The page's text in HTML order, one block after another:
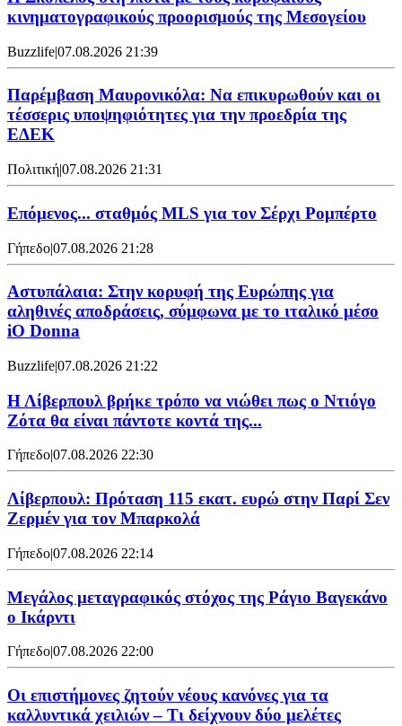
κινηματογραφικούς προορισμούς της Μεσογείου
Buzzlife|07.08.2026 21:39
Παρέμβαση Μαυρονικόλα: Να επικυρωθούν και οι
τέσσερις υποψηφιότητες για την προεδρία της
ΕΔΕΚ
Πολιτική|07.08.2026 21:31
Επόμενος... σταθμός MLS για τον Σέρχι Ρομπέρτο
Γήπεδο|07.08.2026 21:28
Αστυπάλαια: Στην κορυφή της Ευρώπης για
αληθινές αποδράσεις, σύμφωνα με το ιταλικό μέσο
iO Donna
Buzzlife|07.08.2026 21:22
Η Λίβερπουλ βρήκε τρόπο να νιώθει πως ο Ντιόγο
Ζότα θα είναι πάντοτε κοντά της...
Γήπεδο|07.08.2026 22:30
Λίβερπουλ: Πρόταση 115 εκατ. ευρώ στην Παρί Σεν
Ζερμέν για τον Μπαρκολά
Γήπεδο|07.08.2026 22:14
Μεγάλος μεταγραφικός στόχος της Ράγιο Βαγεκάνο
ο Ικάρντι
Γήπεδο|07.08.2026 22:00
Οι επιστήμονες ζητούν νέους κανόνες για τα
καλλυντικά χειλιών – Τι δείχνουν δύο μελέτες